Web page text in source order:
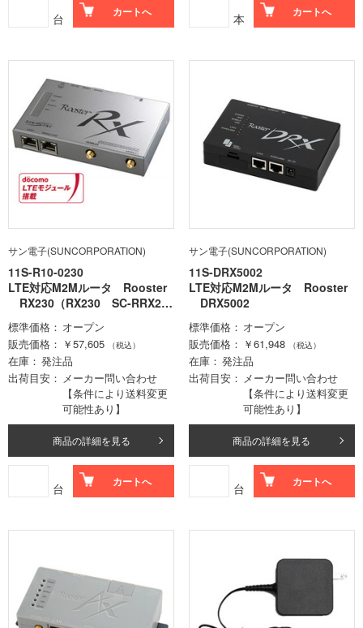
台 カートへ 本 カートへ
サン電子(SUNCORPORATION)
11S-R10-0230
LTE対応M2Mルータ Rooster
RX230（RX230 SC-RRX23
標準価格
オープン
販売価格
￥57,605 （税込）
在庫
発注品
出荷目安
メーカー問い合わせ
【条件により送料変更
可能性あり】
商品の詳細を見る
台 カートへ
サン電子(SUNCORPORATION)
11S-DRX5002
LTE対応M2Mルータ Rooster
DRX5002
標準価格
オープン
販売価格
￥61,948 （税込）
在庫
発注品
出荷目安
メーカー問い合わせ
【条件により送料変更
可能性あり】
商品の詳細を見る
台 カートへ